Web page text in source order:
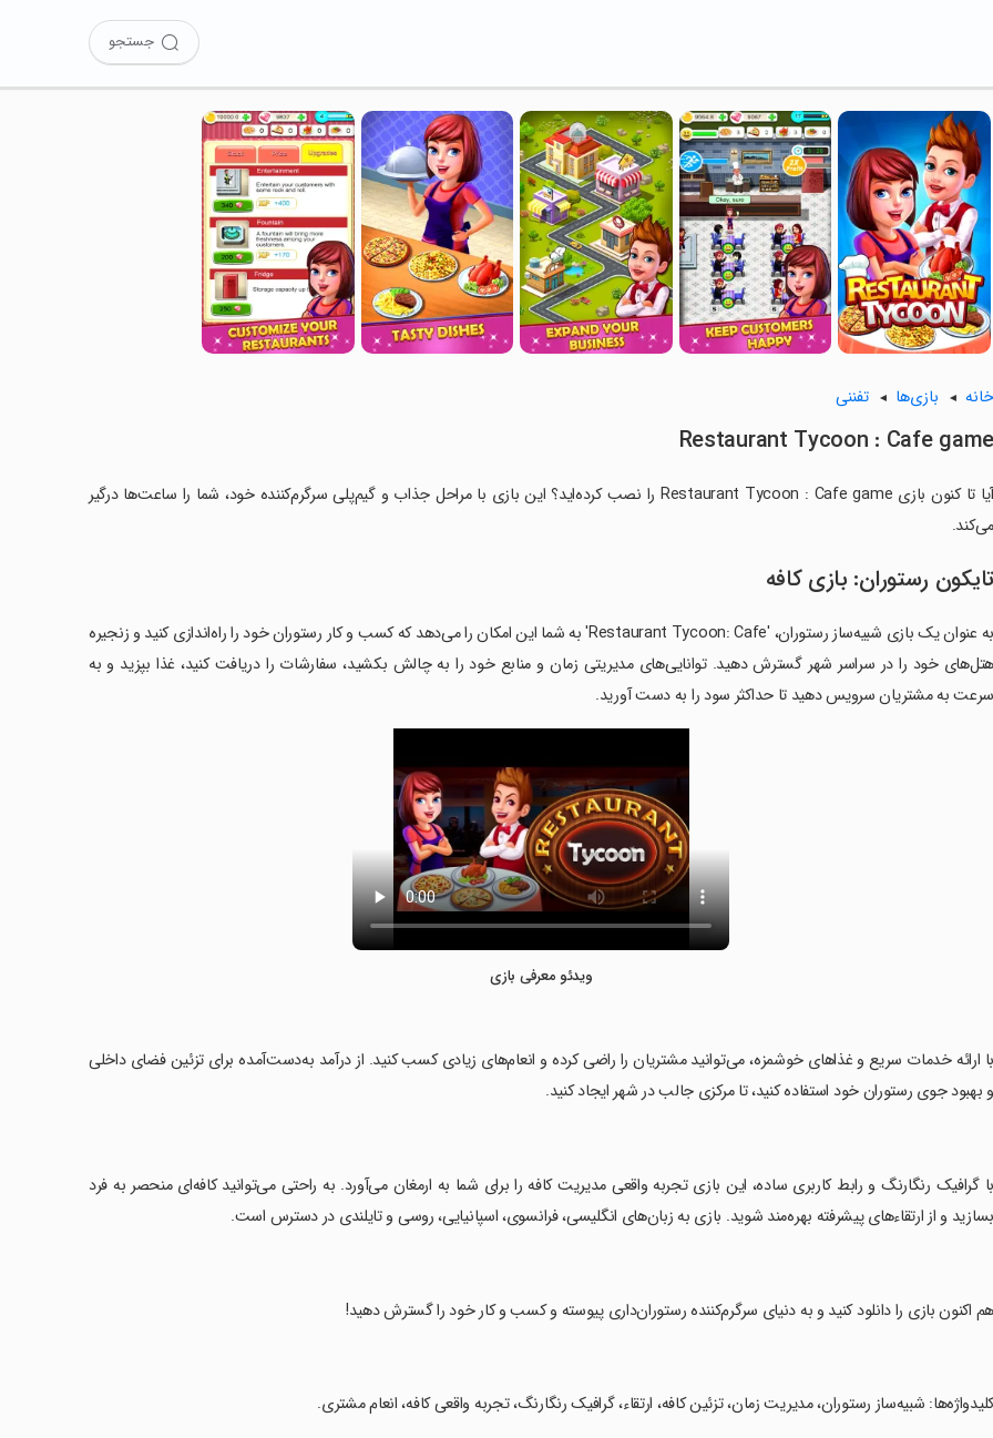
جستجو
خانه بازی‌ها تفننی
Restaurant Tycoon : Cafe game
آیا تا کنون بازی Restaurant Tycoon : Cafe game را نصب کرده‌اید؟ این بازی با مراحل جذاب و گیم‌پلی سرگرم‌کننده خود، شما را ساعت‌ها درگیر
می‌کند.
تایکون رستوران: بازی کافه
به عنوان یک بازی شبیه‌ساز رستوران، 'Restaurant Tycoon: Cafe' به شما این امکان را می‌دهد که کسب و کار رستوران خود را راه‌اندازی کنید و زنجیره
هتل‌های خود را در سراسر شهر گسترش دهید. توانایی‌های مدیریتی زمان و منابع خود را به چالش بکشید، سفارشات را دریافت کنید، غذا بپزید و به
سرعت به مشتریان سرویس دهید تا حداکثر سود را به دست آورید.
ویدئو معرفی بازی
‏با ارائه خدمات سریع و غذاهای خوشمزه، می‌توانید مشتریان را راضی کرده و انعام‌های زیادی کسب کنید. از درآمد به‌دست‌آمده برای تزئین فضای داخلی
و بهبود جوی رستوران خود استفاده کنید، تا مرکزی جالب در شهر ایجاد کنید.
‏با گرافیک رنگارنگ و رابط کاربری ساده، این بازی تجربه واقعی مدیریت کافه را برای شما به ارمغان می‌آورد. به راحتی می‌توانید کافه‌ای منحصر به فرد
بسازید و از ارتقاءهای پیشرفته بهره‌مند شوید. بازی به زبان‌های انگلیسی، فرانسوی، اسپانیایی، روسی و تایلندی در دسترس است.
‏هم اکنون بازی را دانلود کنید و به دنیای سرگرم‌کننده رستوران‌داری پیوسته و کسب و کار خود را گسترش دهید!
‏کلیدواژه‌ها: شبیه‌ساز رستوران، مدیریت زمان، تزئین کافه، ارتقاء، گرافیک رنگارنگ، تجربه واقعی کافه، انعام مشتری.